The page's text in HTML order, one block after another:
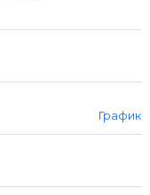
График